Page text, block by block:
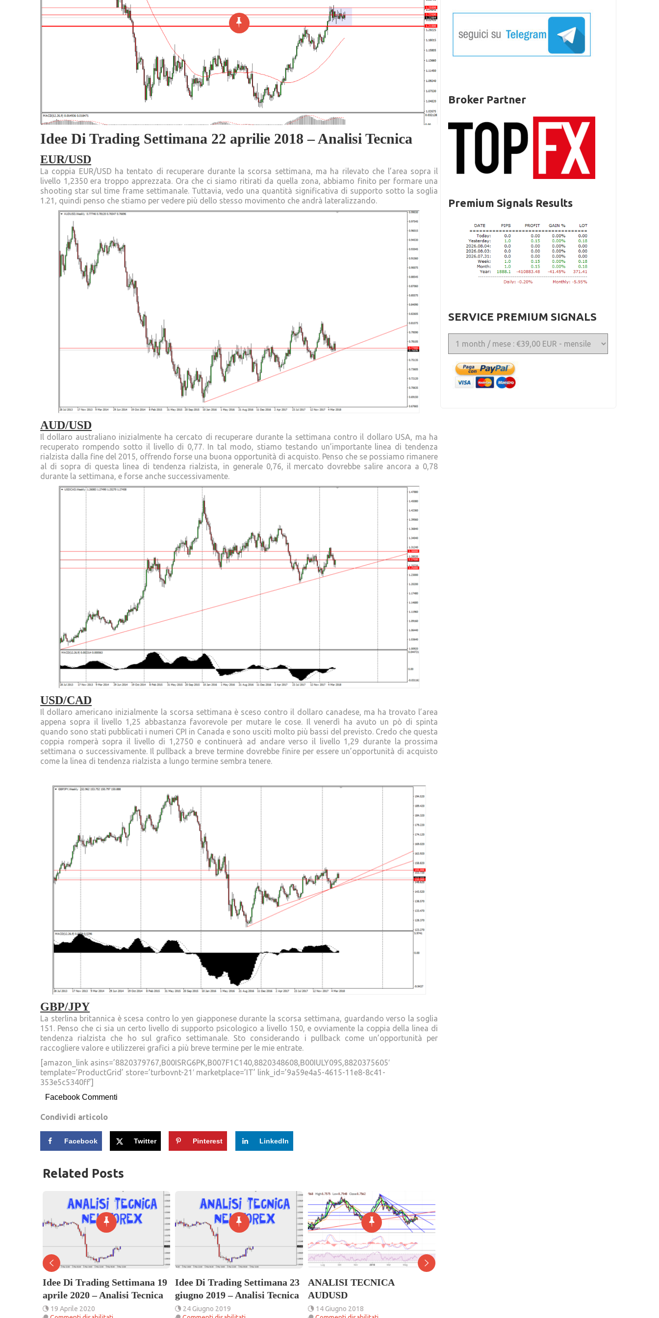
Idee Di Trading Settimana 22 aprilie 2018 – Analisi Tecnica
EUR/USD
La coppia EUR/USD ha tentato di recuperare durante la scorsa settimana, ma ha rilevato che l’area sopra il
livello 1,2350 era troppo apprezzata. Ora che ci siamo ritirati da quella zona, abbiamo finito per formare una
shooting star sul time frame settimanale. Tuttavia, vedo una quantità significativa di supporto sotto la soglia
1.21, quindi penso che stiamo per vedere più dello stesso movimento che andrà lateralizzando.
AUD/USD
Il dollaro australiano inizialmente ha cercato di recuperare durante la settimana contro il dollaro USA, ma ha
recuperato rompendo sotto il livello di 0,77. In tal modo, stiamo testando un’importante linea di tendenza
rialzista dalla fine del 2015, offrendo forse una buona opportunità di acquisto. Penso che se possiamo rimanere
al di sopra di questa linea di tendenza rialzista, in generale 0,76, il mercato dovrebbe salire ancora a 0,78
durante la settimana, e forse anche successivamente.
USD/CAD
Il dollaro americano inizialmente la scorsa settimana è sceso contro il dollaro canadese, ma ha trovato l’area
appena sopra il livello 1,25 abbastanza favorevole per mutare le cose. Il venerdì ha avuto un pò di spinta
quando sono stati pubblicati i numeri CPI in Canada e sono usciti molto più bassi del previsto. Credo che questa
coppia romperà sopra il livello di 1,2750 e continuerà ad andare verso il livello 1,29 durante la prossima
settimana o successivamente. Il pullback a breve termine dovrebbe finire per essere un’opportunità di acquisto
come la linea di tendenza rialzista a lungo termine sembra tenere.
GBP/JPY
La sterlina britannica è scesa contro lo yen giapponese durante la scorsa settimana, guardando verso la soglia
151. Penso che ci sia un certo livello di supporto psicologico a livello 150, e ovviamente la coppia della linea di
tendenza rialzista che ho sul grafico settimanale. Sto considerando i pullback come un’opportunità per
raccogliere valore e utilizzerei grafici a più breve termine per le mie entrate.
[amazon_link asins=’8820379767,B00ISRG6PK,B007F1C140,8820348608,B00IULY09S,8820375605′
template=’ProductGrid’ store=’turbovnt-21′ marketplace=’IT’ link_id=’9a59e4a5-4615-11e8-8c41-
353e5c5340ff’]
Facebook Commenti
Condividi articolo
Facebook Twitter Pinterest LinkedIn
Related Posts
Idee Di Trading Settimana 19
aprile 2020 – Analisi Tecnica
19 Aprile 2020
Idee Di Trading Settimana 23
giugno 2019 – Analisi Tecnica
24 Giugno 2019
ANALISI TECNICA
AUDUSD
14 Giugno 2018
Broker Partner
Premium Signals Results
SERVICE PREMIUM SIGNALS